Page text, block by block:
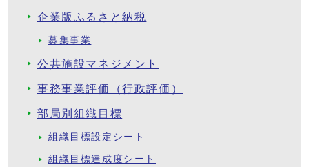
企業版ふるさと納税
募集事業
公共施設マネジメント
事務事業評価（行政評価）
部局別組織目標
組織目標設定シート
組織目標達成度シート